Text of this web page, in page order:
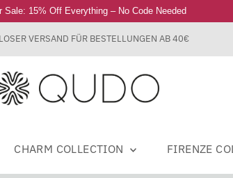
Sale: 15% Off Everything – No Code Needed
VERSAND FÜR BESTELLUNGEN AB 40€
CHARM COLLECTION FIRENZE